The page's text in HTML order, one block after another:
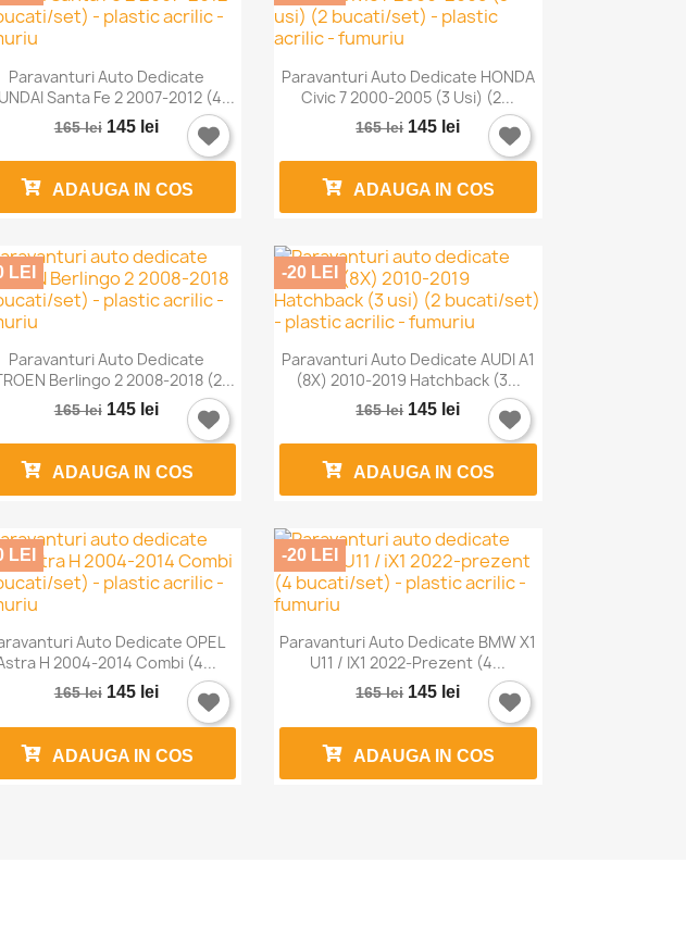
 Vizualizare rapida
Paravanturi Auto Dedicate
Santa Fe 2 2007-2012 (4...
165 lei 145 lei
ADAUGA IN COS
 Vizualizare rapida
Paravanturi Auto Dedicate HONDA
Civic 7 2000-2005 (3 Usi) (2...
165 lei 145 lei
ADAUGA IN COS
 Vizualizare rapida
Paravanturi Auto Dedicate
Berlingo 2 2008-2018 (2...
165 lei 145 lei
LEI
ADAUGA IN COS
 Vizualizare rapida
Paravanturi Auto Dedicate AUDI A1
(8X) 2010-2019 Hatchback (3...
165 lei 145 lei
-20 LEI
ADAUGA IN COS
 Vizualizare rapida
Auto Dedicate OPEL
H 2004-2014 Combi (4...
165 lei 145 lei
LEI
ADAUGA IN COS
 Vizualizare rapida
Paravanturi Auto Dedicate BMW X1
U11 / IX1 2022-Prezent (4...
165 lei 145 lei
-20 LEI
ADAUGA IN COS